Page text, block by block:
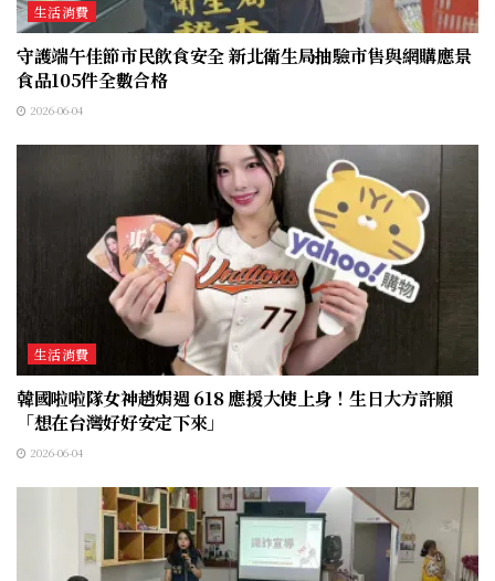
生活消費
守護端午佳節市民飲食安全 新北衛生局抽驗市售與網購應景
食品105件全數合格
2026-06-04
生活消費
韓國啦啦隊女神趙娟週 618 應援大使上身！生日大方許願
「想在台灣好好安定下來」
2026-06-04